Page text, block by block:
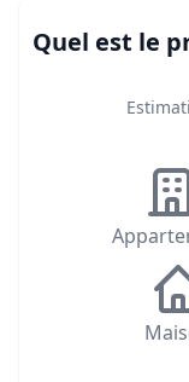
Quel est le